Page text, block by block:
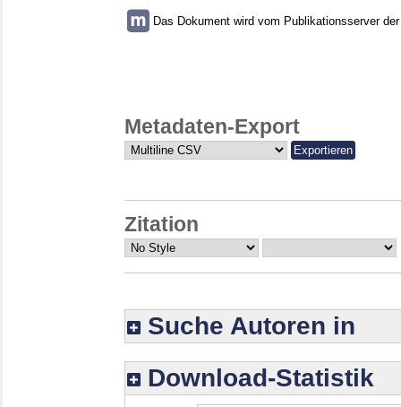
Das Dokument wird vom Publikationsserver
Metadaten-Export
Zitation
Suche Autoren in
Download-Statistik